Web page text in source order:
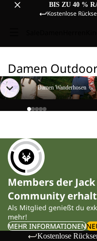
BIS ZU 40 %
Kostenlose
Damen
Damen Wanderhosen
Damen Wanderhosen
Members der
Community
Als Mitglied genießt du
mehr!
MEHR INFORMATIONEN
Kostenlose